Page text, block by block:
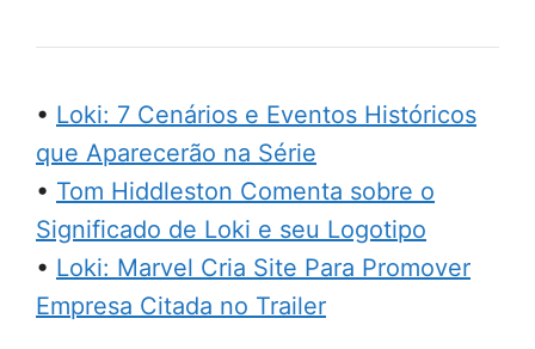
• Loki: 7 Cenários e Eventos Históricos
que Aparecerão na Série
• Tom Hiddleston Comenta sobre o
Significado de Loki e seu Logotipo
• Loki: Marvel Cria Site Para Promover
Empresa Citada no Trailer